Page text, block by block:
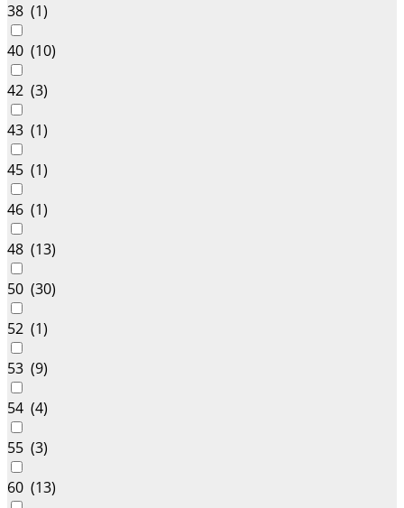
38 (1)
40 (10)
42 (3)
43 (1)
45 (1)
46 (1)
48 (13)
50 (30)
52 (1)
53 (9)
54 (4)
55 (3)
60 (13)